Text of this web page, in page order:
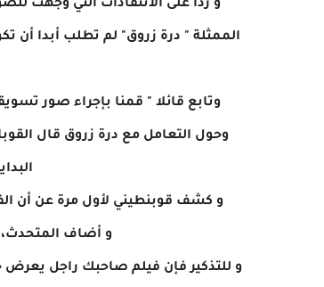
الممثلة " درة زروق" لم تطلب أبدا أن
وتابع قائلا " قمنا بإجراء صور
وحول التعامل مع درة زروق قال
و كشف قوبنطيني لأول مرة عن أن
و أضاف المتحدث،
و للتذكير فإن فيلم صاحبك راجل يعرض